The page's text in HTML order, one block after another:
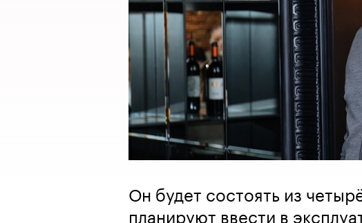
Он будет состоять из
планируют ввести в